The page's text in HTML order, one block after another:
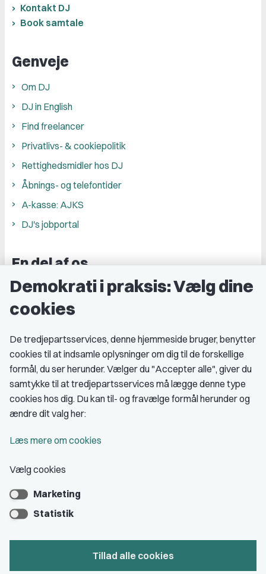
Kontakt DJ
Book samtale
Genveje
Om DJ
DJ in English
Find freelancer
Privatlivs- & cookiepolitik
Rettighedsmidler hos DJ
Åbnings- og telefontider
A-kasse: AJKS
DJ's jobportal
En del af os
Grupper og kredse
Studenterorganisationer
Medlemskab
Fordele som medlem
Kontingent
Bliv medlem
Demokrati i praksis: Vælg dine
cookies
De tredjepartsservices, denne hjemmeside bruger, benytter
cookies til at indsamle oplysninger om dig til de forskellige
formål, du ser herunder. Vælger du "Accepter alle", giver du
samtykke til at tredjepartsservices må lægge denne type
cookies hos dig. Du kan til- og fravælge formål herunder og
ændre dit valg her:
Læs mere om cookies
Vælg cookies
Marketing
Statistik
Tillad alle cookies